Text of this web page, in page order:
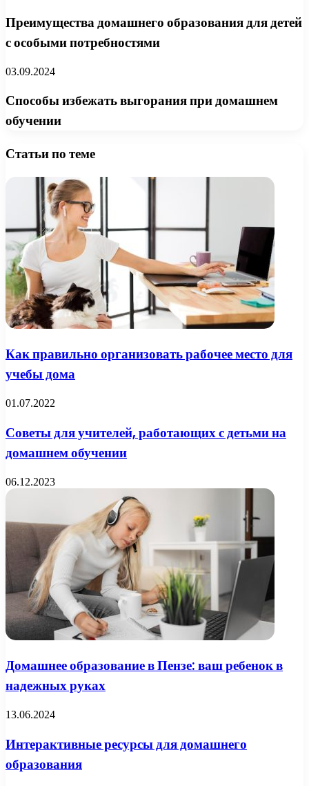
Преимущества домашнего образования для детей
с особыми потребностями
03.09.2024
Способы избежать выгорания при домашнем
обучении
Статьи по теме
Как правильно организовать рабочее место для
учебы дома
01.07.2022
Советы для учителей, работающих с детьми на
домашнем обучении
06.12.2023
Домашнее образование в Пензе: ваш ребенок в
надежных руках
13.06.2024
Интерактивные ресурсы для домашнего
образования